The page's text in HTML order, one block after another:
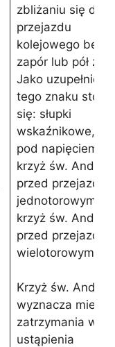
zbliżaniu się do
przejazdu
kolejowego bez
zapór lub pół
Jako
tego znaku
się: słupki
wskaźnikowe,
pod napięciem,
krzyż św.
przed
jednotorowym,
krzyż św.
przed
wielotorowym.
Krzyż św.
wyznacza
zatrzymania w
ustąpienia